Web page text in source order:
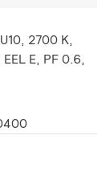
2700 K,
E, PF 0.6,